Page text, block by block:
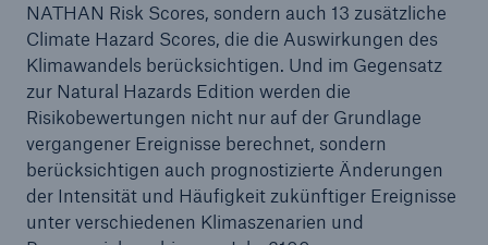
NATHAN Risk Scores, sondern auch 13 zusätzliche
Climate Hazard Scores, die die Auswirkungen des
Klimawandels berücksichtigen. Und im Gegensatz
zur Natural Hazards Edition werden die
Risikobewertungen nicht nur auf der Grundlage
vergangener Ereignisse berechnet, sondern
berücksichtigen auch prognostizierte Änderungen
der Intensität und Häufigkeit zukünftiger Ereignisse
unter verschiedenen Klimaszenarien und